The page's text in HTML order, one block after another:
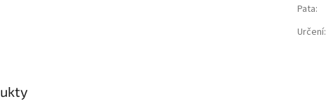
Pata:
Určení: